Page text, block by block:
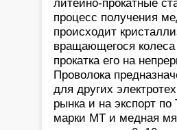
процесс получения
происходит
вращающегося
прокатка его на
Проволока
для других
рынка и на экспорт
марки МТ и медная